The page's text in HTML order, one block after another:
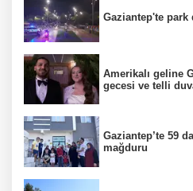
Gaziantep'te
Amerikalı geline
gecesi ve telli
Gaziantep’te 59
mağduru